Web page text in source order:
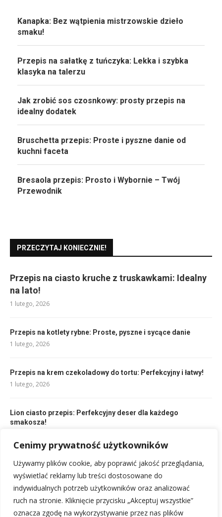
Cenimy prywatność użytkowników
Używamy plików cookie, aby poprawić jakość przeglądania,
wyświetlać reklamy lub treści dostosowane do
indywidualnych potrzeb użytkowników oraz analizować
ruch na stronie. Kliknięcie przycisku „Akceptuj wszystkie”
oznacza zgodę na wykorzystywanie przez nas plików
Kanapka: Bez wątpienia mistrzowskie dzieło
smaku!
Przepis na sałatkę z tuńczyka: Lekka i szybka
klasyka na talerzu
Jak zrobić sos czosnkowy: prosty przepis na
idealny dodatek
Bruschetta przepis: Proste i pyszne danie od
kuchni faceta
Bresaola przepis: Prosto i Wybornie – Twój
Przewodnik
PRZECZYTAJ KONIECZNIE!
Przepis na ciasto kruche z truskawkami: Idealny
na lato!
1 lutego, 2026
Przepis na kotlety rybne: Proste, pyszne i sycące danie
1 lutego, 2026
Przepis na krem czekoladowy do tortu: Perfekcyjny i łatwy!
1 lutego, 2026
Lion ciasto przepis: Perfekcyjny deser dla każdego
smakosza!
Przepis na ciasto z galaretką: szybki, lekki deser dla
każdego!
1 lutego, 2026